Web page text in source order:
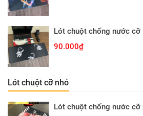
90.000₫
Lót chuột cỡ nhỏ